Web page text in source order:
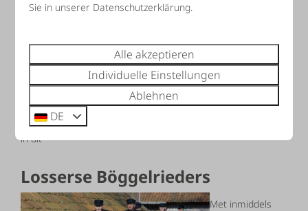
Arboretum
Poortbulten. Dit is een historisch bomenpark met maar
liefst 2.500 bomen en heesters van over de hele wereld,
verdeeld over wel 1.000 soorten. Elk jaargetijde heeft zijn
eigen charme. Interessante toevoeging aan dit bomenpark
is het later aangelegde poelenlandschap. De wandelroutes
in dit
Losserse Böggelrieders
Met inmiddels
Sie in unserer Datenschutzerklärung.
Alle akzeptieren
Individuelle Einstellungen
Ablehnen
DE